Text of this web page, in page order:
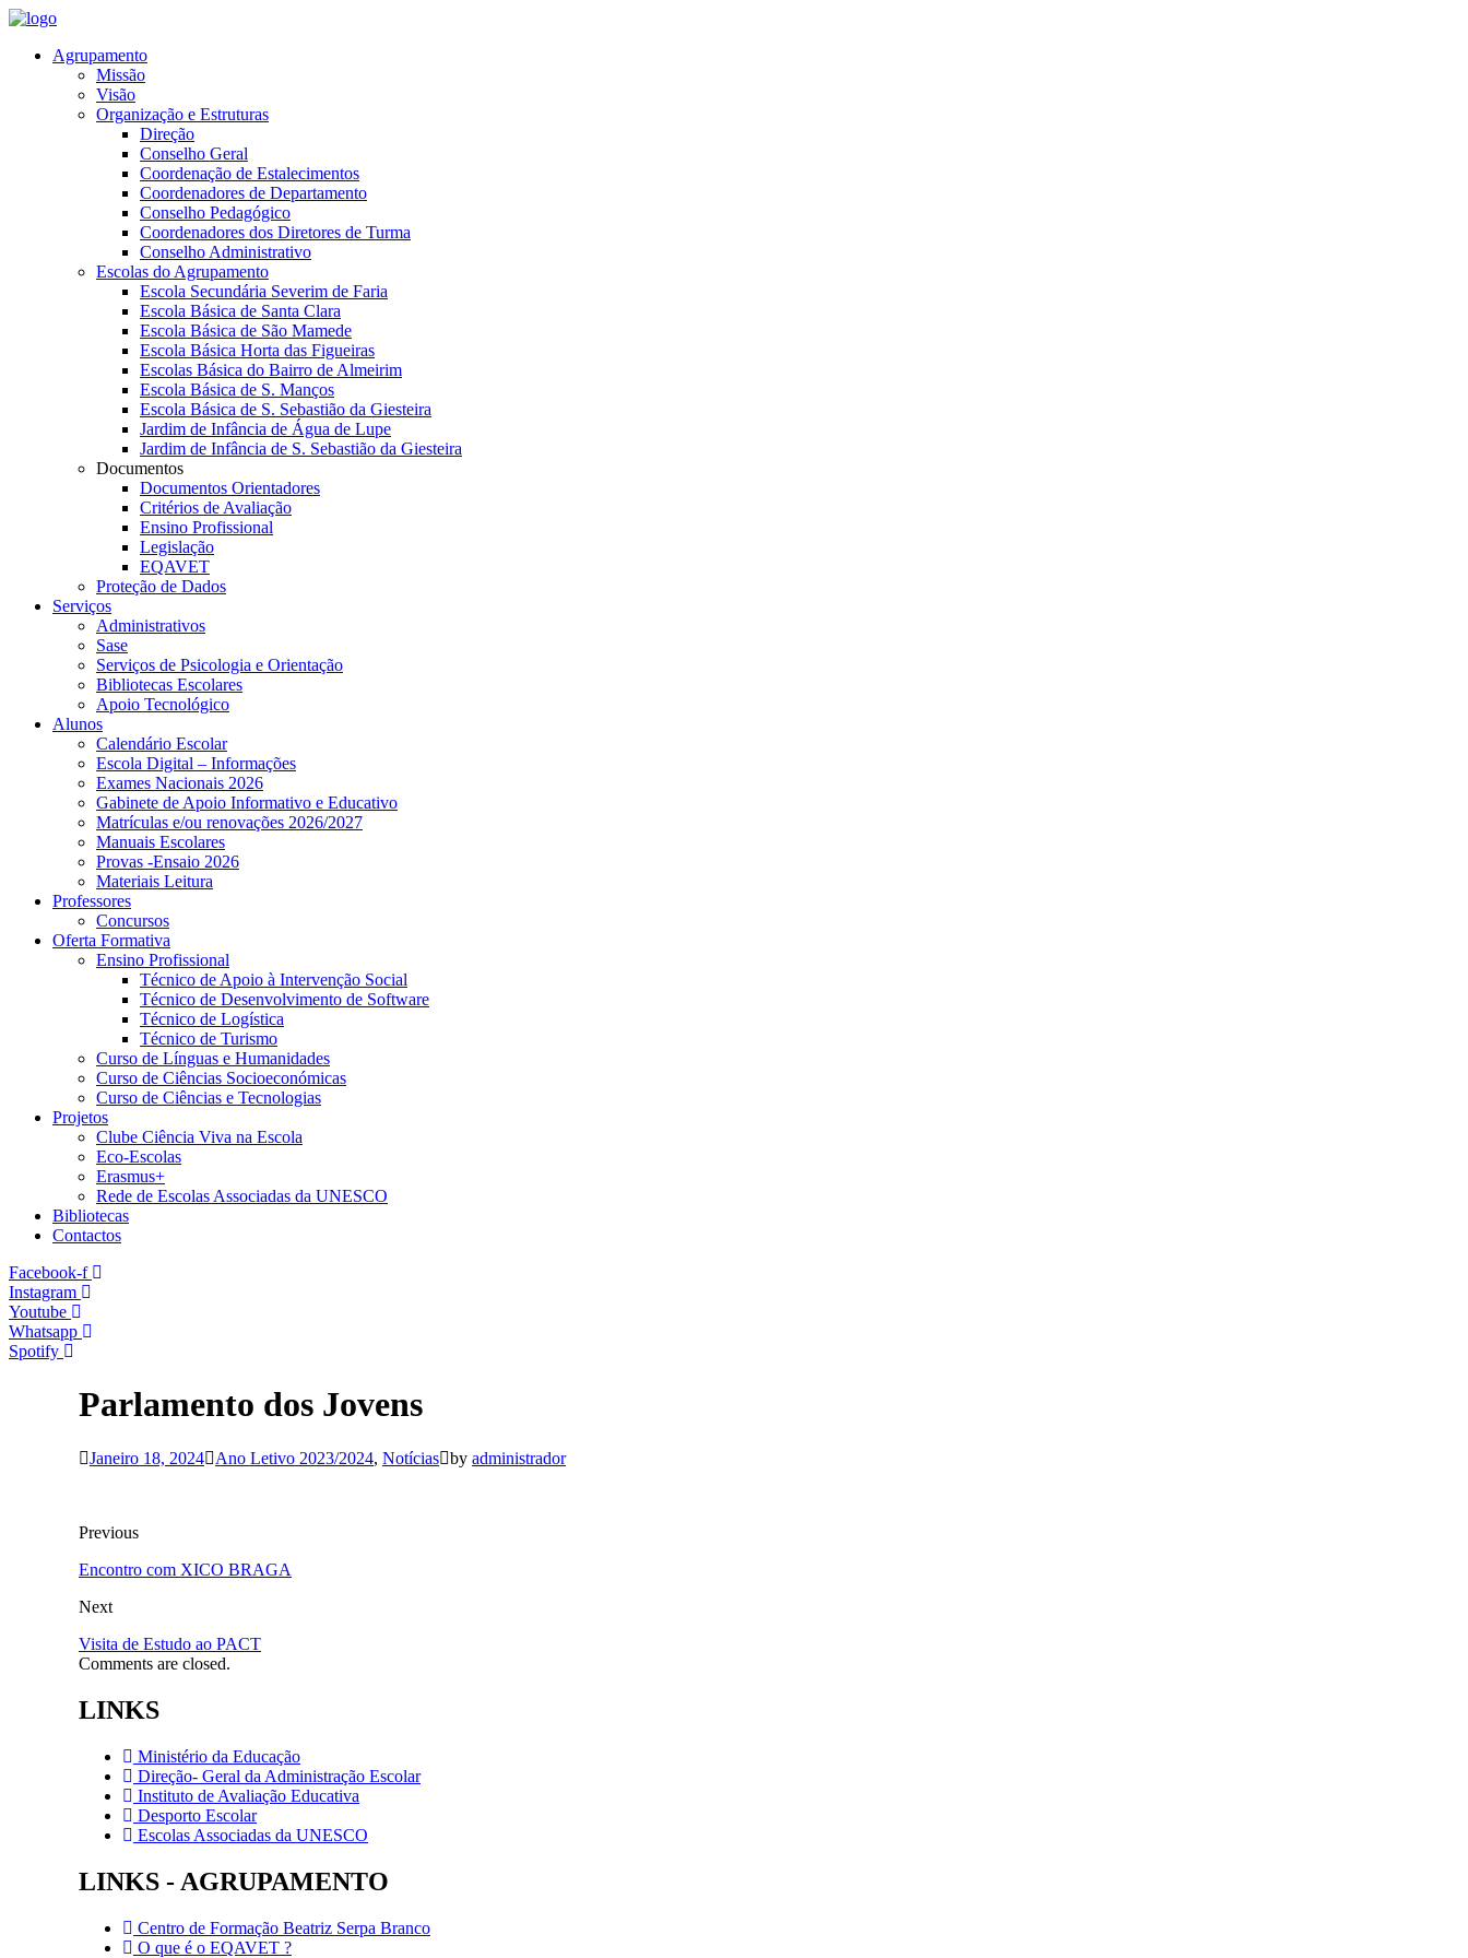
Agrupamento
Missão
Visão
Organização e Estruturas
Direção
Conselho Geral
Coordenação de Estalecimentos
Coordenadores de Departamento
Conselho Pedagógico
Coordenadores dos Diretores de Turma
Conselho Administrativo
Escolas do Agrupamento
Escola Secundária Severim de Faria
Escola Básica de Santa Clara
Escola Básica de São Mamede
Escola Básica Horta das Figueiras
Escolas Básica do Bairro de Almeirim
Escola Básica de S. Manços
Escola Básica de S. Sebastião da Giesteira
Jardim de Infância de Água de Lupe
Jardim de Infância de S. Sebastião da Giesteira
Documentos
Documentos Orientadores
Critérios de Avaliação
Ensino Profissional
Legislação
EQAVET
Proteção de Dados
Serviços
Administrativos
Sase
Serviços de Psicologia e Orientação
Bibliotecas Escolares
Apoio Tecnológico
Alunos
Calendário Escolar
Escola Digital – Informações
Exames Nacionais 2026
Gabinete de Apoio Informativo e Educativo
Matrículas e/ou renovações 2026/2027
Manuais Escolares
Provas -Ensaio 2026
Materiais Leitura
Professores
Concursos
Oferta Formativa
Ensino Profissional
Técnico de Apoio à Intervenção Social
Técnico de Desenvolvimento de Software
Técnico de Logística
Técnico de Turismo
Curso de Línguas e Humanidades
Curso de Ciências Socioeconómicas
Curso de Ciências e Tecnologias
Projetos
Clube Ciência Viva na Escola
Eco-Escolas
Erasmus+
Rede de Escolas Associadas da UNESCO
Bibliotecas
Contactos
Facebook-f
Instagram
Youtube
Whatsapp
Spotify
Parlamento dos Jovens
Janeiro 18, 2024 Ano Letivo 2023/2024, Notícias by administrador
Previous
Encontro com XICO BRAGA
Next
Visita de Estudo ao PACT
Comments are closed.
LINKS
Ministério da Educação
Direção- Geral da Administração Escolar
Instituto de Avaliação Educativa
Desporto Escolar
Escolas Associadas da UNESCO
LINKS - AGRUPAMENTO
Centro de Formação Beatriz Serpa Branco
O que é o EQAVET ?